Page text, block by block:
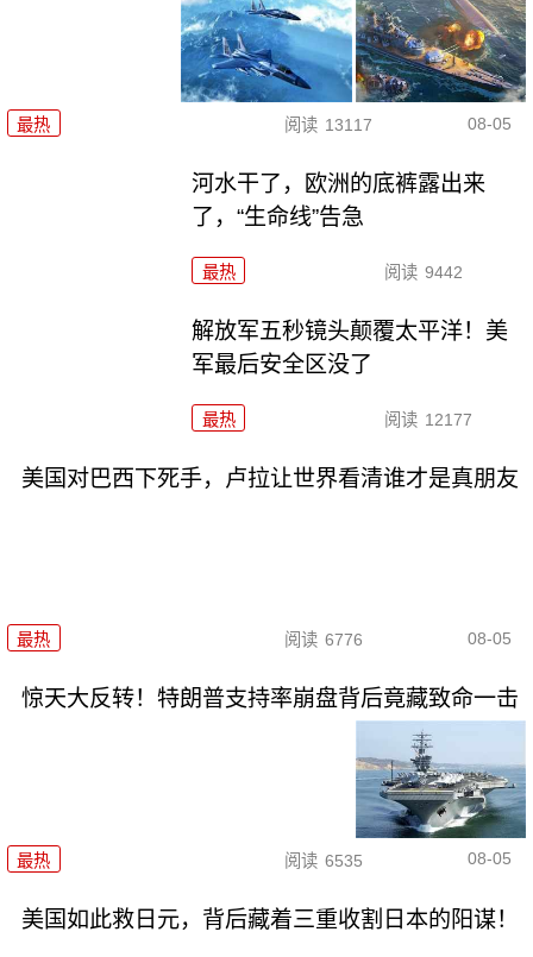
最热 阅读 13117 08-05
河水干了，欧洲的底裤露出来
了，“生命线”告急
最热 阅读 9442
解放军五秒镜头颠覆太平洋！美
军最后安全区没了
最热 阅读 12177
美国对巴西下死手，卢拉让世界看清谁才是真朋友
最热 阅读 6776 08-05
惊天大反转！特朗普支持率崩盘背后竟藏致命一击
最热 阅读 6535 08-05
美国如此救日元，背后藏着三重收割日本的阳谋！